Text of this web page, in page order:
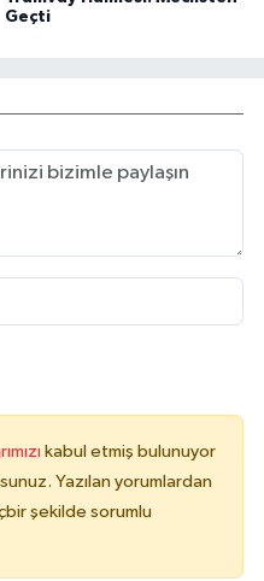
Geçti
kabul etmiş bulunuyor
Yazılan yorumlardan
şekilde sorumlu